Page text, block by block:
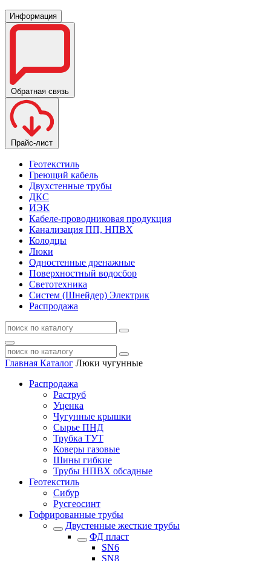
Информация
Обратная связь
Прайс-лист
Геотекстиль
Греющий кабель
Двухстенные трубы
ДКС
ИЭК
Кабеле-проводниковая продукция
Канализация ПП, НПВХ
Колодцы
Люки
Одностенные дренажные
Поверхностный водосбор
Светотехника
Систем (Шнейдер) Электрик
Распродажа
Главная Каталог Люки чугунные
Распродажа
Раструб
Уценка
Чугунные крышки
Сырье ПНД
Трубка ТУТ
Коверы газовые
Шины гибкие
Трубы НПВХ обсадные
Геотекстиль
Сибур
Русгеосинт
Гофрированные трубы
Двустенные жесткие трубы
ФД пласт
SN6
SN8